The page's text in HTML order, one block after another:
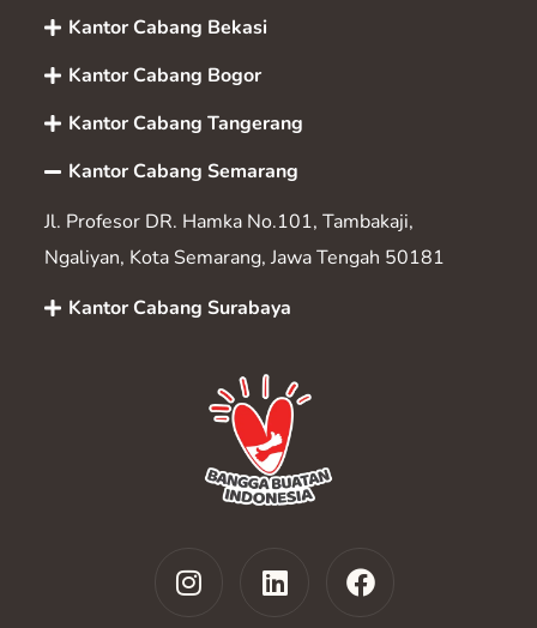
Kantor Cabang Bekasi
Kantor Cabang Bogor
Kantor Cabang Tangerang
Kantor Cabang Semarang
Jl. Profesor DR. Hamka No.101, Tambakaji,
Ngaliyan, Kota Semarang, Jawa Tengah 50181
Kantor Cabang Surabaya